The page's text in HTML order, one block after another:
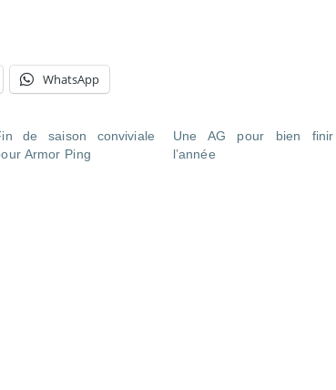
WhatsApp
de saison conviviale
Armor Ping
Une AG pour bien finir
l’année